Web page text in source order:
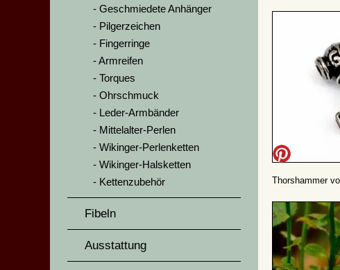
Geschmiedete Anhänger
Pilgerzeichen
Fingerringe
Armreifen
Torques
Ohrschmuck
Leder-Armbänder
Mittelalter-Perlen
Wikinger-Perlenketten
Wikinger-Halsketten
Kettenzubehör
Fibeln
Ausstattung
Thorshammer